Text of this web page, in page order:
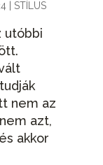
| STÍLUS
utóbbi
nem az
azt,
akkor